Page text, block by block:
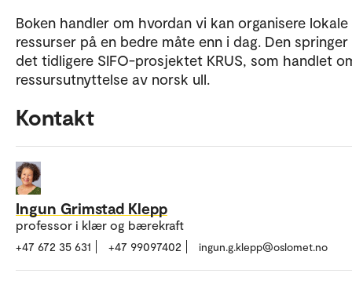
Boken handler om hvordan vi kan organisere lokale
ressurser på en bedre måte enn i dag. Den
det tidligere SIFO-prosjektet KRUS, som handlet
ressursutnyttelse av norsk ull.
Kontakt
Ingun Grimstad Klepp
professor i klær og bærekraft
+47 672 35 631 +47 99097402 ingun.g.klepp@oslomet.no